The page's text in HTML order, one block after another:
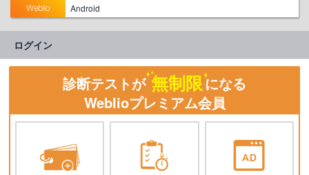
Android
ログイン
診断テストが 無制限になる
Weblioプレミアム会員